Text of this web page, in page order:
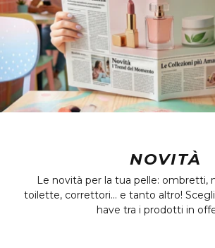
NOVITÀ
Le novità per la tua pelle: ombretti,
toilette, correttori... e tanto altro!
have tra i prodotti in